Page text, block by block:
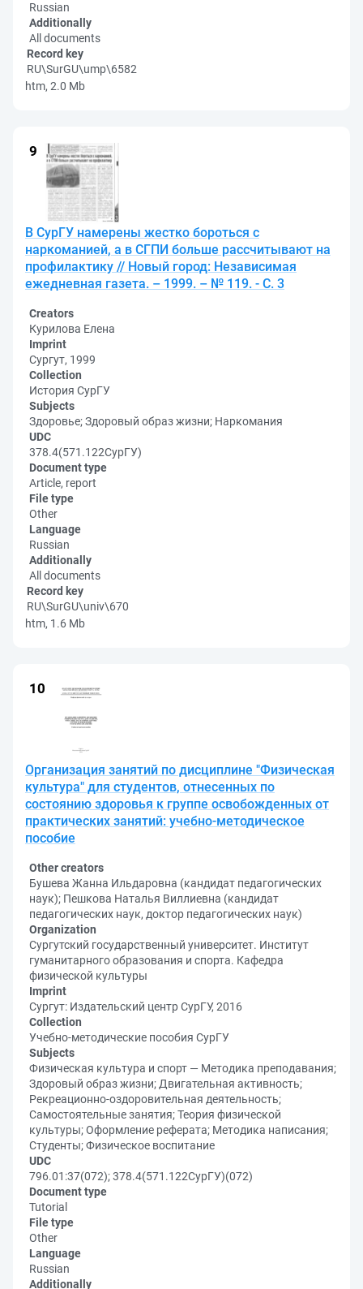
Russian
Additionally
All documents
Record key
RU\SurGU\ump\6582
htm, 2.0 Mb
В СурГУ намерены жестко бороться с
наркоманией, а в СГПИ больше рассчитывают на
профилактику // Новый город: Независимая
ежедневная газета. – 1999. – № 119. - С. 3
Creators
Курилова Елена
Imprint
Сургут, 1999
Collection
История СурГУ
Subjects
Здоровье; Здоровый образ жизни; Наркомания
UDC
378.4(571.122СурГУ)
Document type
Article, report
File type
Other
Language
Russian
Additionally
All documents
Record key
RU\SurGU\univ\670
htm, 1.6 Mb
Организация занятий по дисциплине "Физическая
культура" для студентов, отнесенных по
состоянию здоровья к группе освобожденных от
практических занятий: учебно-методическое
пособие
Other creators
Бушева Жанна Ильдаровна (кандидат педагогических
наук); Пешкова Наталья Виллиевна (кандидат
педагогических наук, доктор педагогических наук)
Organization
Сургутский государственный университет. Институт
гуманитарного образования и спорта. Кафедра
физической культуры
Imprint
Сургут: Издательский центр СурГУ, 2016
Collection
Учебно-методические пособия СурГУ
Subjects
Физическая культура и спорт — Методика преподавания;
Здоровый образ жизни; Двигательная активность;
Рекреационно-оздоровительная деятельность;
Самостоятельные занятия; Теория физической
культуры; Оформление реферата; Методика написания;
Студенты; Физическое воспитание
UDC
796.01:37(072); 378.4(571.122СурГУ)(072)
Document type
Tutorial
File type
Other
Language
Russian
Additionally